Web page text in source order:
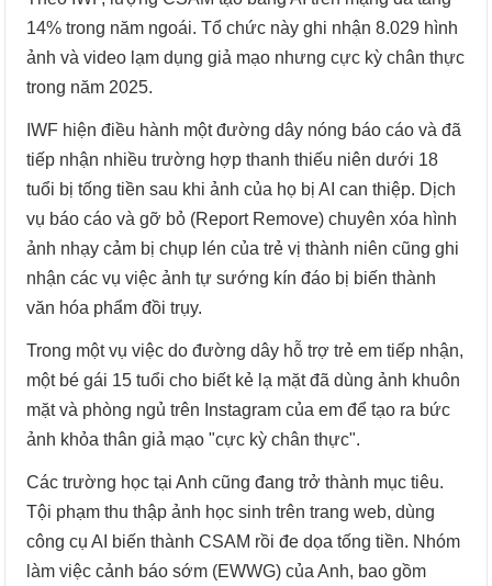
14% trong năm ngoái. Tổ chức này ghi nhận 8.029 hình
ảnh và video lạm dụng giả mạo nhưng cực kỳ chân thực
trong năm 2025.
IWF hiện điều hành một đường dây nóng báo cáo và đã
tiếp nhận nhiều trường hợp thanh thiếu niên dưới 18
tuổi bị tống tiền sau khi ảnh của họ bị AI can thiệp. Dịch
vụ báo cáo và gỡ bỏ (Report Remove) chuyên xóa hình
ảnh nhạy cảm bị chụp lén của trẻ vị thành niên cũng ghi
nhận các vụ việc ảnh tự sướng kín đáo bị biến thành
văn hóa phẩm đồi trụy.
Trong một vụ việc do đường dây hỗ trợ trẻ em tiếp nhận,
một bé gái 15 tuổi cho biết kẻ lạ mặt đã dùng ảnh khuôn
mặt và phòng ngủ trên Instagram của em để tạo ra bức
ảnh khỏa thân giả mạo "cực kỳ chân thực".
Các trường học tại Anh cũng đang trở thành mục tiêu.
Tội phạm thu thập ảnh học sinh trên trang web, dùng
công cụ AI biến thành CSAM rồi đe dọa tống tiền. Nhóm
làm việc cảnh báo sớm (EWWG) của Anh, bao gồm